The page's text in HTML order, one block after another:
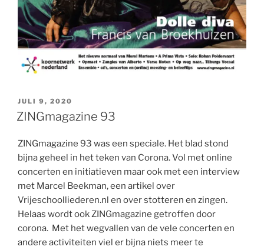
GEPLAATST
OP
JULI 9, 2020
ZINGmagazine 93
ZINGmagazine 93 was een speciale. Het blad stond
bijna geheel in het teken van Corona. Vol met online
concerten en initiatieven maar ook met een interview
met Marcel Beekman, een artikel over
Vrijeschoolliederen.nl en over stotteren en zingen.
Helaas wordt ook ZINGmagazine getroffen door
corona. Met het wegvallen van de vele concerten en
andere activiteiten viel er bijna niets meer te